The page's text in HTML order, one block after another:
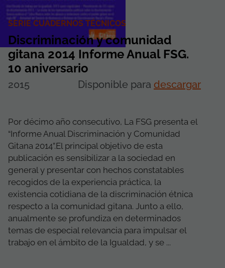
SERIE CUADERNOS TÉCNICOS
Discriminación y comunidad
gitana 2014 Informe Anual FSG.
10 aniversario
2015 Disponible para descargar
Por décimo año consecutivo, La FSG presenta el
“Informe Anual Discriminación y Comunidad
Gitana 2014”.El principal objetivo de esta
publicación es sensibilizar a la sociedad en
general y presentar con hechos constatables
recogidos de la experiencia práctica, la
existencia cotidiana de la discriminación étnica
respecto a la comunidad gitana. Junto a ello,
anualmente se profundiza en determinados
temas de especial relevancia para impulsar el
trabajo en el ámbito de la Igualdad, y se ...